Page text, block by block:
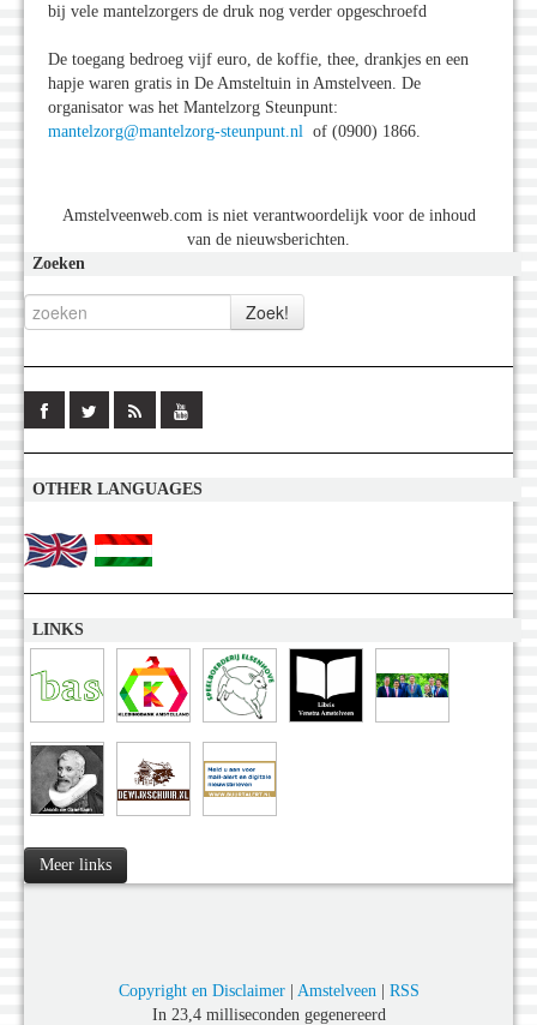
bij vele mantelzorgers de druk nog verder opgeschroefd
De toegang bedroeg vijf euro, de koffie, thee, drankjes en een
hapje waren gratis in De Amsteltuin in Amstelveen. De
organisator was het Mantelzorg Steunpunt:
mantelzorg@mantelzorg-steunpunt.nl
of (0900) 1866.
Amstelveenweb.com is niet verantwoordelijk voor de inhoud
van de nieuwsberichten.
Zoeken
OTHER LANGUAGES
LINKS
Meer links
Copyright en Disclaimer| Amstelveen
RSS
In 23,4 milliseconden gegenereerd